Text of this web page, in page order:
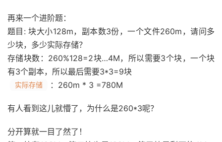
再来一个进阶题：
题目: 块大小128m，副本数3份，一个文件260m，请问多
少块，多少实际存储？
存储块数：260%128=2块…4M，所以需要3个块，一个块
有3个副本，所以最后需要3*3=9块
实际存储 ：260m * 3 =780M
有人看到这儿就懵了，为什么是260*3呢？
分开算就一目了然了！